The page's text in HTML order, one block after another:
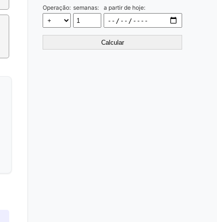
Operação: semanas: a partir de hoje:
Calcular